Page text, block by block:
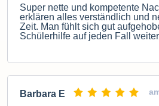
Super nette und kompetente
erklären alles verständlich und
Zeit. Man fühlt sich gut
Schülerhilfe auf jeden Fall
Barbara E